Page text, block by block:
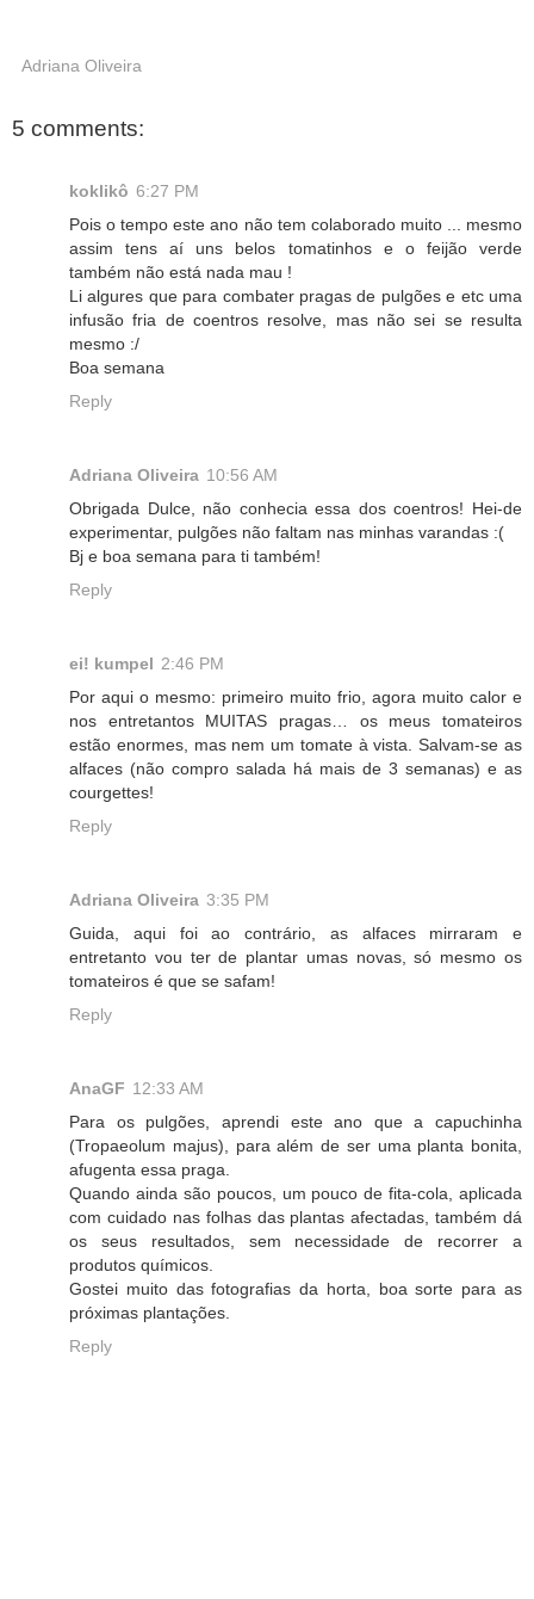
Adriana Oliveira
5 comments:
koklikô 6:27 PM
Pois o tempo este ano não tem colaborado muito ... mesmo
assim tens aí uns belos tomatinhos e o feijão verde
também não está nada mau !
Li algures que para combater pragas de pulgões e etc uma
infusão fria de coentros resolve, mas não sei se resulta
mesmo :/
Boa semana
Reply
Adriana Oliveira 10:56 AM
Obrigada Dulce, não conhecia essa dos coentros! Hei-de
experimentar, pulgões não faltam nas minhas varandas :(
Bj e boa semana para ti também!
Reply
ei! kumpel 2:46 PM
Por aqui o mesmo: primeiro muito frio, agora muito calor e
nos entretantos MUITAS pragas… os meus tomateiros
estão enormes, mas nem um tomate à vista. Salvam-se as
alfaces (não compro salada há mais de 3 semanas) e as
courgettes!
Reply
Adriana Oliveira 3:35 PM
Guida, aqui foi ao contrário, as alfaces mirraram e
entretanto vou ter de plantar umas novas, só mesmo os
tomateiros é que se safam!
Reply
AnaGF 12:33 AM
Para os pulgões, aprendi este ano que a capuchinha
(Tropaeolum majus), para além de ser uma planta bonita,
afugenta essa praga.
Quando ainda são poucos, um pouco de fita-cola, aplicada
com cuidado nas folhas das plantas afectadas, também dá
os seus resultados, sem necessidade de recorrer a
produtos químicos.
Gostei muito das fotografias da horta, boa sorte para as
próximas plantações.
Reply